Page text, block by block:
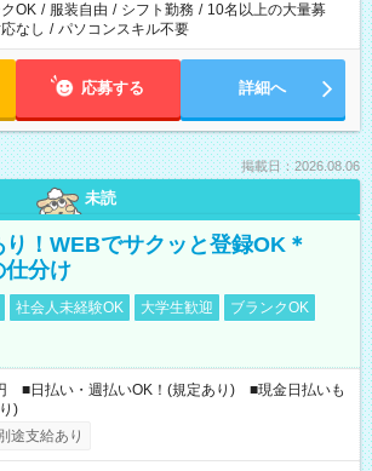
OK / 服装自由 / シフト勤務 / 10名以上の大量募
なし / パソコンスキル不要
応募する 詳細へ
掲載日：2026.08.06
未読
！WEBでサクッと登録OK＊
仕分け
社会人未経験OK 大学生歓迎
ブランクOK
■日払い・週払いOK！(規定あり) ■現金日払いも
)
途支給あり